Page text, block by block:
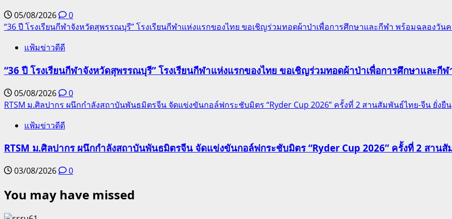
05/08/2026
0
“36 ปี โรงเรียนกีฬาจังหวัดสุพรรณบุรี” โรงเรียนกีฬาแห่งแรกของไทย ขอเชิญร่วมทอดผ้าป่าเพื่อการศึกษาและกีฬา พร้อมฉลองวัน
แฟ้มข่าวดีดี
“36 ปี โรงเรียนกีฬาจังหวัดสุพรรณบุรี” โรงเรียนกีฬาแห่งแรกของไทย ขอเชิญร่วมทอดผ้าป่าเพื่อการศึกษาและ
05/08/2026
0
RTSM ม.ศิลปากร ผนึกกำลังสถาบันพันธมิตรจีน จัดแข่งขันกอล์ฟกระชับมิตร “Ryder Cup 2026” ครั้งที่ 2 สานสัมพันธ์ไทย-จีน ยั่งยืน
แฟ้มข่าวดีดี
RTSM ม.ศิลปากร ผนึกกำลังสถาบันพันธมิตรจีน จัดแข่งขันกอล์ฟกระชับมิตร “Ryder Cup 2026” ครั้งที่ 2 สาน
03/08/2026 0
You may have missed